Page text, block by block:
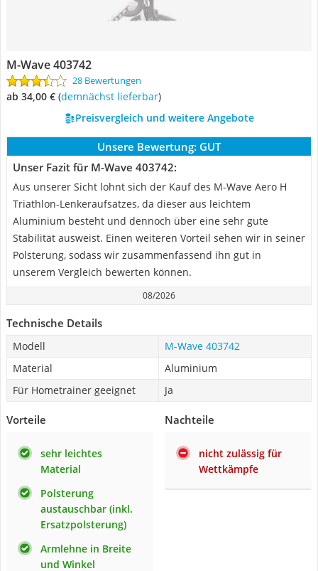
M-Wave 403742
28 Bewertungen
ab 34,00 € ( Demnächst lieferbar)
Preisvergleich und weitere Angebote
Unsere Bewertung: GUT
Unser Fazit für M-Wave 403742:
Aus unserer Sicht lohnt sich der Kauf des M-Wave Aero H
Triathlon-Lenkeraufsatzes, da dieser aus leichtem
Aluminium besteht und dennoch über eine sehr gute
Stabilität ausweist. Einen weiteren Vorteil sehen wir in seiner
Polsterung, sodass wir zusammenfassend ihn gut in
unserem Vergleich bewerten können.
08/2026
Technische Details
Modell
M-Wave 403742
Material
Aluminium
Für Hometrainer geeignet
Ja
Vorteile
sehr leichtes
Material
Polsterung
austauschbar (inkl.
Ersatzpolsterung)
Armlehne in Breite
und Winkel
Nachteile
nicht zulässig für
Wettkämpfe